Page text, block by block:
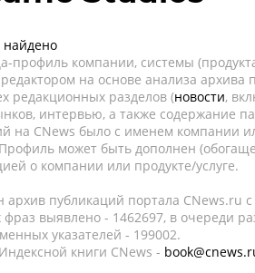
найдено
профиль компании, системы
редактором на основе анализа
редакционных разделов (новости,
интервью, а также содержание
на CNews было с именем компании
может быть дополнен
о компании или продукте/услуге.
архив публикаций портала CNews.ru
выявлено - 1462697, в очереди
указателей - 199002.
книги CNews -